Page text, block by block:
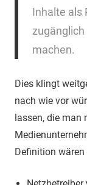
Inhalte als
machen.
Dies klingt
nach wie vor
lassen, die man
Definition wären